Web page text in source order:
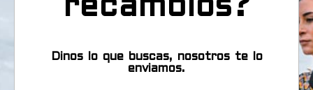
recambios?
Dinos lo que buscas, nosotros te lo
enviamos.